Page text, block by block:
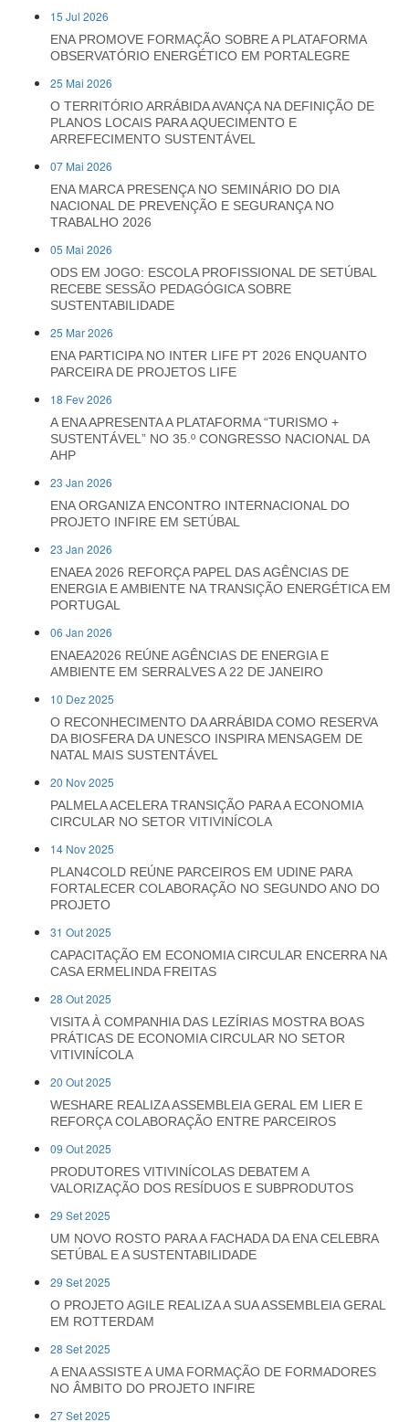
15 Jul 2026
ENA PROMOVE FORMAÇÃO SOBRE A PLATAFORMA
OBSERVATÓRIO ENERGÉTICO EM PORTALEGRE
25 Mai 2026
O TERRITÓRIO ARRÁBIDA AVANÇA NA DEFINIÇÃO DE
PLANOS LOCAIS PARA AQUECIMENTO E
ARREFECIMENTO SUSTENTÁVEL
07 Mai 2026
ENA MARCA PRESENÇA NO SEMINÁRIO DO DIA
NACIONAL DE PREVENÇÃO E SEGURANÇA NO
TRABALHO 2026
05 Mai 2026
ODS EM JOGO: ESCOLA PROFISSIONAL DE SETÚBAL
RECEBE SESSÃO PEDAGÓGICA SOBRE
SUSTENTABILIDADE
25 Mar 2026
ENA PARTICIPA NO INTER LIFE PT 2026 ENQUANTO
PARCEIRA DE PROJETOS LIFE
18 Fev 2026
A ENA APRESENTA A PLATAFORMA “TURISMO +
SUSTENTÁVEL” NO 35.º CONGRESSO NACIONAL DA
AHP
23 Jan 2026
ENA ORGANIZA ENCONTRO INTERNACIONAL DO
PROJETO INFIRE EM SETÚBAL
23 Jan 2026
ENAEA 2026 REFORÇA PAPEL DAS AGÊNCIAS DE
ENERGIA E AMBIENTE NA TRANSIÇÃO ENERGÉTICA EM
PORTUGAL
06 Jan 2026
ENAEA2026 REÚNE AGÊNCIAS DE ENERGIA E
AMBIENTE EM SERRALVES A 22 DE JANEIRO
10 Dez 2025
O RECONHECIMENTO DA ARRÁBIDA COMO RESERVA
DA BIOSFERA DA UNESCO INSPIRA MENSAGEM DE
NATAL MAIS SUSTENTÁVEL
20 Nov 2025
PALMELA ACELERA TRANSIÇÃO PARA A ECONOMIA
CIRCULAR NO SETOR VITIVINÍCOLA
14 Nov 2025
PLAN4COLD REÚNE PARCEIROS EM UDINE PARA
FORTALECER COLABORAÇÃO NO SEGUNDO ANO DO
PROJETO
31 Out 2025
CAPACITAÇÃO EM ECONOMIA CIRCULAR ENCERRA NA
CASA ERMELINDA FREITAS
28 Out 2025
VISITA À COMPANHIA DAS LEZÍRIAS MOSTRA BOAS
PRÁTICAS DE ECONOMIA CIRCULAR NO SETOR
VITIVINÍCOLA
20 Out 2025
WESHARE REALIZA ASSEMBLEIA GERAL EM LIER E
REFORÇA COLABORAÇÃO ENTRE PARCEIROS
09 Out 2025
PRODUTORES VITIVINÍCOLAS DEBATEM A
VALORIZAÇÃO DOS RESÍDUOS E SUBPRODUTOS
29 Set 2025
UM NOVO ROSTO PARA A FACHADA DA ENA CELEBRA
SETÚBAL E A SUSTENTABILIDADE
29 Set 2025
O PROJETO AGILE REALIZA A SUA ASSEMBLEIA GERAL
EM ROTTERDAM
28 Set 2025
A ENA ASSISTE A UMA FORMAÇÃO DE FORMADORES
NO ÂMBITO DO PROJETO INFIRE
27 Set 2025